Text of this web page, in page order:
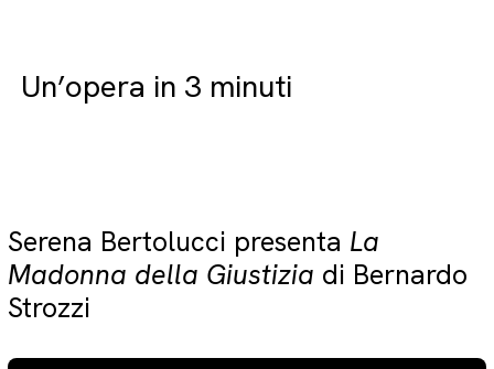
Un’opera in 3 minuti
Serena Bertolucci presenta La
Madonna della Giustizia di Bernardo
Strozzi